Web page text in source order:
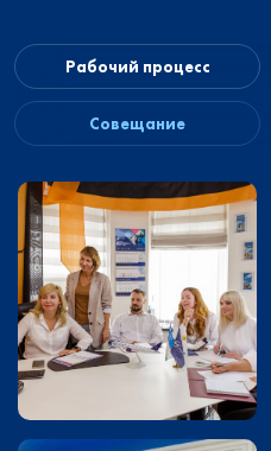
Рабочий процесс
Совещание